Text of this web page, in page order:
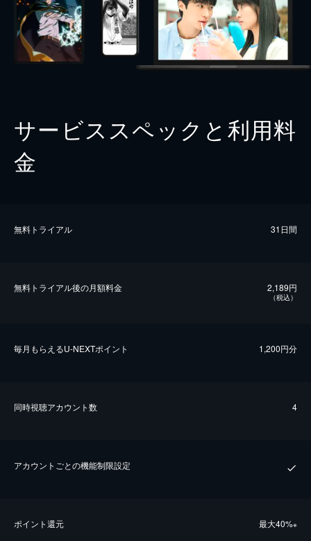
サービススペックと利用料
金
無料トライアル 31日間
無料トライアル後の⽉額料金 2,189円
（税込）
毎⽉もらえるU-NEXTポイント 1,200円分
同時視聴アカウント数 4
アカウントごとの機能制限設定
ポイント還元 最⼤40%※